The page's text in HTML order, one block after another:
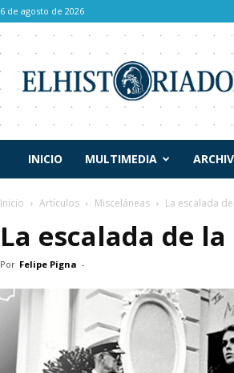
6 de agosto de 2026
Historiador
INICIO MULTIMEDIA
Inicio Artículos Misceláneas La escalada
La escalada de
Por Felipe Pigna -